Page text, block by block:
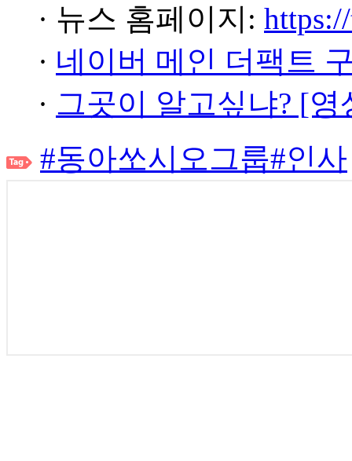
· 뉴스 홈페이지:
· 네이버 메인 더팩트
· 그곳이 알고싶냐? [
#동아쏘시오그룹#인사